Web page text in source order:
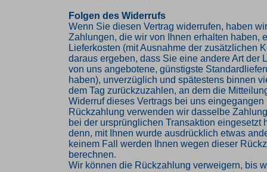
Folgen des Widerrufs
Wenn Sie diesen Vertrag widerrufen, haben
Zahlungen, die wir von Ihnen erhalten haben,
Lieferkosten (mit Ausnahme der zusätzlichen
daraus ergeben, dass Sie eine andere Art der
von uns angebotene, günstigste
haben), unverzüglich und spätestens binnen
dem Tag zurückzuzahlen, an dem die
Widerruf dieses Vertrags bei uns eingegangen
Rückzahlung verwenden wir dasselbe
bei der ursprünglichen Transaktion eingesetzt
denn, mit Ihnen wurde ausdrücklich etwas
keinem Fall werden Ihnen wegen dieser
berechnen.
Wir können die Rückzahlung verweigern, bis